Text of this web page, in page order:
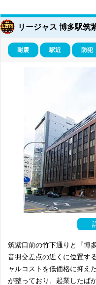
リージャス 博多駅筑
耐震 駅近 防犯
筑紫口前の竹下通りと『博
音羽交差点の近くに位置す
ャルコストを低価格に抑え
が整っており、起業したば